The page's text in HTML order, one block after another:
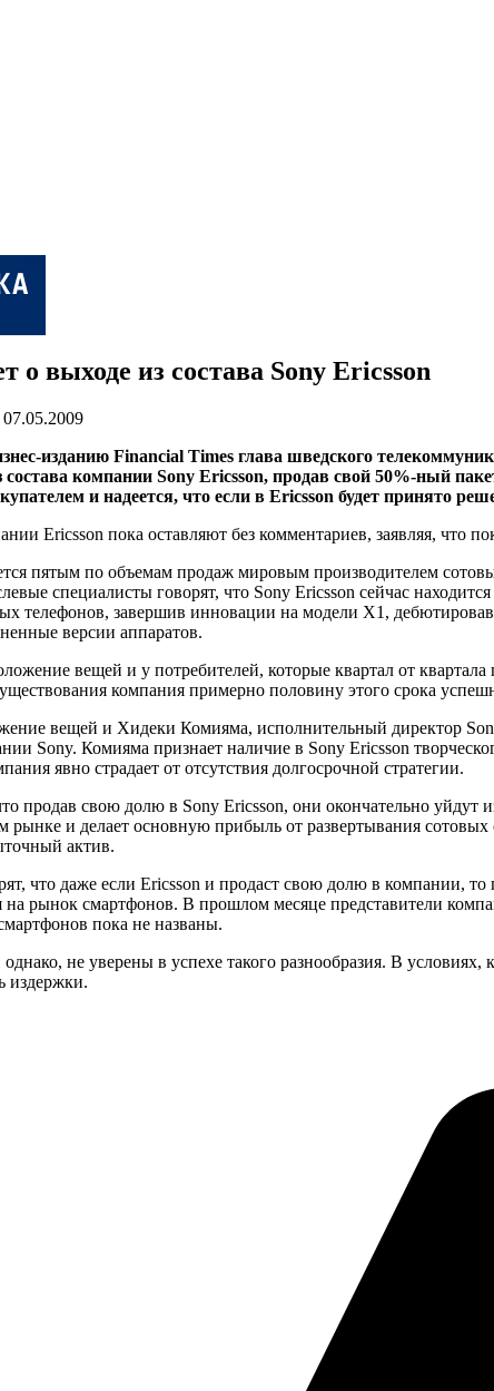
о выходе из состава Sony Ericsson
07.05.2009
изданию Financial Times глава шведского
компании Sony Ericsson, продав свой 50%-ный
и надеется, что если в Ericsson будет принято
Ericsson пока оставляют без комментариев, заявляя, что
пятым по объемам продаж мировым производителем
специалисты говорят, что Sony Ericsson сейчас
телефонов, завершив инновации на модели X1,
версии аппаратов.
вещей и у потребителей, которые квартал от
компания примерно половину этого срока
вещей и Хидеки Комияма, исполнительный директор
Sony. Комияма признает наличие в Sony Ericsson
явно страдает от отсутствия долгосрочной стратегии.
продав свою долю в Sony Ericsson, они окончательно
рынке и делает основную прибыль от развертывания
актив.
что даже если Ericsson и продаст свою долю в компании,
на рынок смартфонов. В прошлом месяце представители
пока не названы.
не уверены в успехе такого разнообразия. В
издержки.